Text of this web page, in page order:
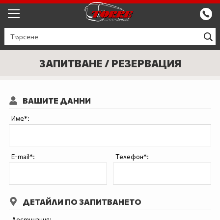
ЕКСКУРЗИИ ОТ ПЛОВДИВ
КРУИЗИ
Круизи с водач
БЪЛГАРИЯ
ЕВРОПА
ТУРЦИЯ
ПОЧИВКИ В ТУРЦИЯ 2026
ЗАПИТВАНЕ / РЕЗЕРВАЦИЯ
ВАШИТЕ ДАННИ
Име*:
E-mail*: Телефон*:
ДЕТАЙЛИ ПО ЗАПИТВАНЕТО